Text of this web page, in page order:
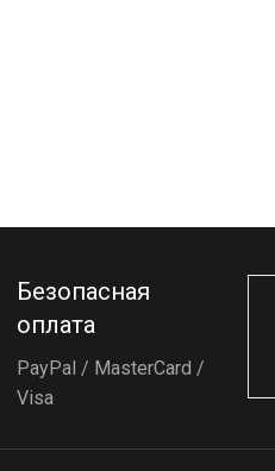
Безопасная
оплата
PayPal / MasterCard /
Visa